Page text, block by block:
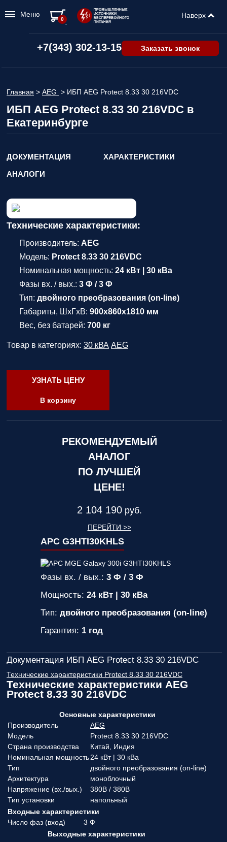
+7(343) 302-13-15 Заказать звонок
Главная > AEG > ИБП AEG Protect 8.33 30 216VDC
ИБП AEG Protect 8.33 30 216VDC в
Екатеринбурге
ДОКУМЕНТАЦИЯ
ХАРАКТЕРИСТИКИ
АНАЛОГИ
Технические характеристики:
Производитель: AEG
Модель: Protect 8.33 30 216VDC
Номинальная мощность: 24 кВт | 30 кВа
Фазы вх. / вых.: 3 Ф / 3 Ф
Тип: двойного преобразования (on-line)
Габариты, ШхГхВ: 900х860х1810 мм
Вес, без батарей: 700 кг
Товар в категориях: 30 кВА AEG
УЗНАТЬ ЦЕНУ
В корзину
РЕКОМЕНДУЕМЫЙ
АНАЛОГ
ПО ЛУЧШЕЙ
ЦЕНЕ!
2 104 190 руб.
ПЕРЕЙТИ >>
APC G3HTI30KHLS
Фазы вх. / вых.:3 Ф / 3 Ф
Мощность:24 кВт | 30 кВа
Тип:двойного преобразования (on-line)
Гарантия: 1 год
Документация ИБП AEG Protect 8.33 30 216VDC
Технические характеристики Protect 8.33 30 216VDC
Технические характеристики AEG
Protect 8.33 30 216VDC
Основные характеристики
Производитель
AEG
Модель
Protect 8.33 30 216VDC
Страна производства
Китай, Индия
Номинальная мощность24 кВт | 30 кВа
Тип
двойного преобразования (on-line)
Архитектура
моноблочный
Напряжение (вx./вых.)
380В / 380В
Тип установки
напольный
Входные характеристики
Число фаз (вход)
3 Ф
Выходные характеристики
Меню Наверх
0